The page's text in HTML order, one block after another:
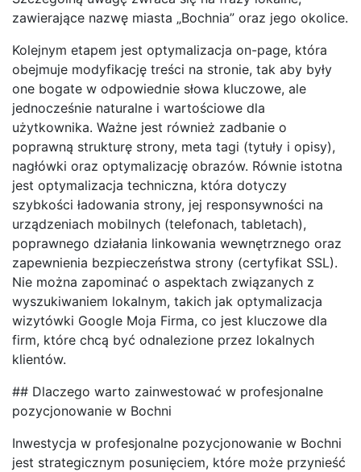
zawierające nazwę miasta „Bochnia” oraz jego okolice.
Kolejnym etapem jest optymalizacja on-page, która
obejmuje modyfikację treści na stronie, tak aby były
one bogate w odpowiednie słowa kluczowe, ale
jednocześnie naturalne i wartościowe dla
użytkownika. Ważne jest również zadbanie o
poprawną strukturę strony, meta tagi (tytuły i opisy),
nagłówki oraz optymalizację obrazów. Równie istotna
jest optymalizacja techniczna, która dotyczy
szybkości ładowania strony, jej responsywności na
urządzeniach mobilnych (telefonach, tabletach),
poprawnego działania linkowania wewnętrznego oraz
zapewnienia bezpieczeństwa strony (certyfikat SSL).
Nie można zapominać o aspektach związanych z
wyszukiwaniem lokalnym, takich jak optymalizacja
wizytówki Google Moja Firma, co jest kluczowe dla
firm, które chcą być odnalezione przez lokalnych
klientów.
## Dlaczego warto zainwestować w profesjonalne
pozycjonowanie w Bochni
Inwestycja w profesjonalne pozycjonowanie w Bochni
jest strategicznym posunięciem, które może przynieść